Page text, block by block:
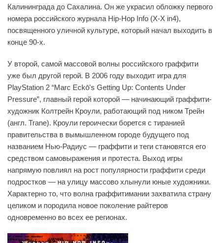
Калининграда до Сахалина. Он же украсил обложку первого
номера российского журнала Hip-Hop Info (Х-Х in4),
посвященного уличной культуре, который начал выходить в
конце 90-х.
У второй, самой массовой волны российского граффити
уже был другой герой. В 2006 году выходит игра для
PlayStation 2 “Marc Eckō's Getting Up: Contents Under
Pressure”, главный герой которой — начинающий граффити-
художник Колтрейн Кроули, работающий под ником Трейн
(англ. Trane). Кроули героически борется с тиранией
правительства в вымышленном городе будущего под
названием Нью-Радиус — граффити и теги становятся его
средством самовыражения и протеста. Выход игры
напрямую повлиял на рост популярности граффити среди
подростков — на улицу массово хлынули юные художники.
Характерно то, что волна граффитимании захватила страну
целиком и породила новое поколение райтеров
одновременно во всех ее регионах.